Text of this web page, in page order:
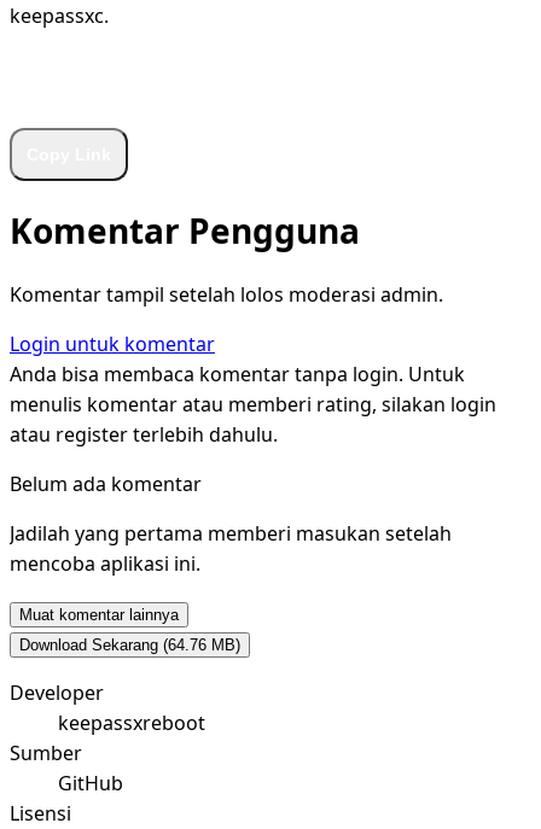
keepassxc.
Komentar Pengguna
Komentar tampil setelah lolos moderasi admin.
Login untuk komentar
Anda bisa membaca komentar tanpa login. Untuk
menulis komentar atau memberi rating, silakan login
atau register terlebih dahulu.
Belum ada komentar
Jadilah yang pertama memberi masukan setelah
mencoba aplikasi ini.
Muat komentar lainnya
Download Sekarang (64.76 MB)
Developer
keepassxreboot
Sumber
GitHub
Lisensi